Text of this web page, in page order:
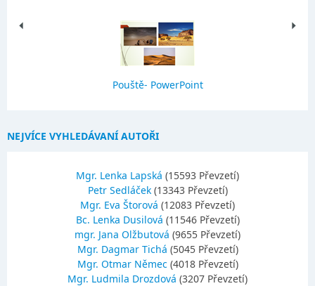
Pouště- PowerPoint
NEJVÍCE VYHLEDÁVANÍ AUTOŘI
Mgr. Lenka Lapská (15593 Převzetí)
Petr Sedláček (13343 Převzetí)
Mgr. Eva Štorová (12083 Převzetí)
Bc. Lenka Dusilová (11546 Převzetí)
mgr. Jana Olžbutová (9655 Převzetí)
Mgr. Dagmar Tichá (5045 Převzetí)
Mgr. Otmar Němec (4018 Převzetí)
Mgr. Ludmila Drozdová (3207 Převzetí)